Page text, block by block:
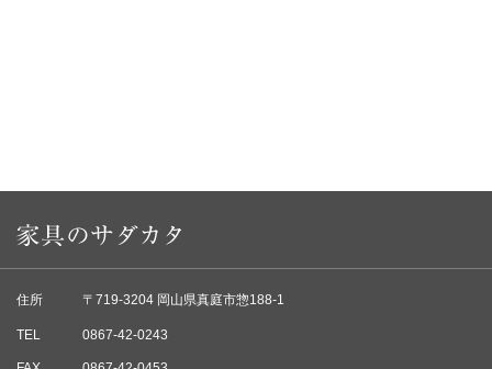
住所 〒719-3204 岡山県真庭市惣188-1
TEL 0867-42-0243